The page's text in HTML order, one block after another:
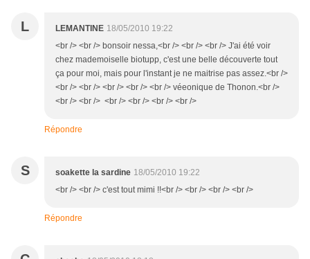
L LEMANTINE 18/05/2010 19:22
<br /> <br /> bonsoir nessa,<br /> <br /> <br /> J'ai été voir
chez mademoiselle biotupp, c'est une belle découverte tout
ça pour moi, mais pour l'instant je ne maitrise pas assez.<br />
<br /> <br /> <br /> <br /> <br /> véeonique de Thonon.<br />
<br /> <br /> <br /> <br /> <br /> <br />
Répondre
S soakette la sardine 18/05/2010 19:22
<br /> <br /> c'est tout mimi !!<br /> <br /> <br /> <br />
Répondre